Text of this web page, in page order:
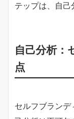
テップは、自己
自己分析：
点
セルフブランデ